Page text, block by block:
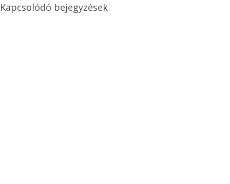
Kapcsolódó bejegyzések